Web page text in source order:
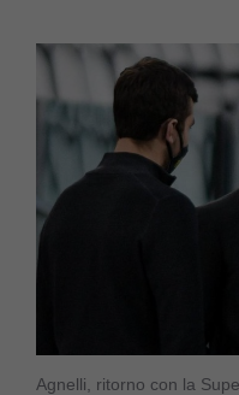
Agnelli, ritorno con la